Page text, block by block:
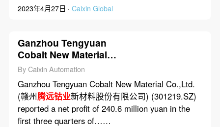
2023年4月27日 · Caixin Global
Ganzhou Tengyuan
Cobalt New Material
Co.,Ltd.’s Net Profit
Dropped 43% in First
Three Quarters of 2023
By Caixin Automation
Ganzhou Tengyuan Cobalt New Material Co.,Ltd.
(赣州腾远钴业新材料股份有限公司) (301219.SZ)
reported a net profit of 240.6 million yuan in the
first three quarters of……